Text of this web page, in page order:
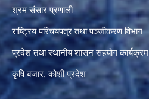
श्रम संसार प्रणाली
राष्ट्रिय परिचयपत्र तथा पञ्जीकरण विभाग
प्रदेश तथा स्थानीय शासन सहयोग कार्यक्रम
कृषि बजार, कोशी प्रदेश